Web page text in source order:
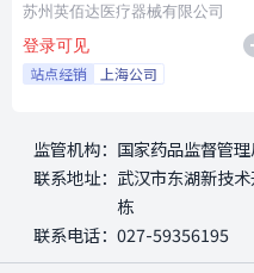
苏州英佰达医疗器械有限公司
登录可见
站点经销 上海公司
监管机构： 国家药品监督管
联系地址： 武汉市东湖新技
栋
联系电话： 027-59356195